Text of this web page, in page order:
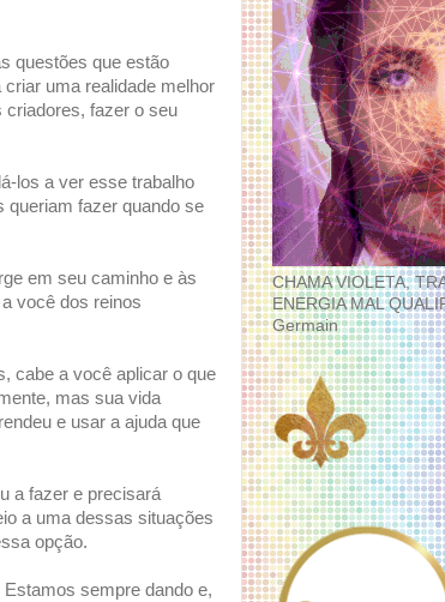
questões que estão
uma realidade melhor
criadores, fazer o seu
los a ver esse trabalho
queriam fazer quando se
em seu caminho e às
você dos reinos
cabe a você aplicar o que
mas sua vida
e usar a ajuda que
a fazer e precisará
a uma dessas situações
opção.
sempre dando e,
CHAMA VIOLETA,
ENERGIA MAL
Germain